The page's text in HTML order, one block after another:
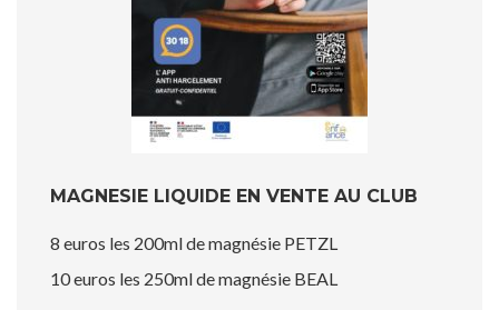
MAGNESIE LIQUIDE EN VENTE AU CLUB
8 euros les 200ml de magnésie PETZL
10 euros les 250ml de magnésie BEAL